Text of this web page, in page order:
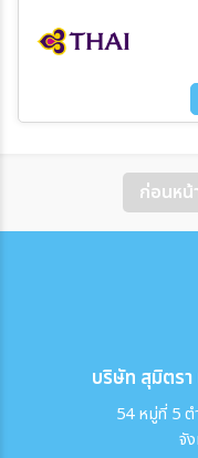
18 ก.ย. 69 - 20 ก.ย. 69
11 ต.ค. 69 - 13 ต.ค. 69
ก่อนหน้
บริษัท สุมิตรา
54 หมู่ที่ 5 ต
จั